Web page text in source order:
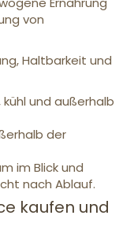
von
Haltbarkeit und
und außerhalb
der
im Blick und
nach Ablauf.
kaufen und